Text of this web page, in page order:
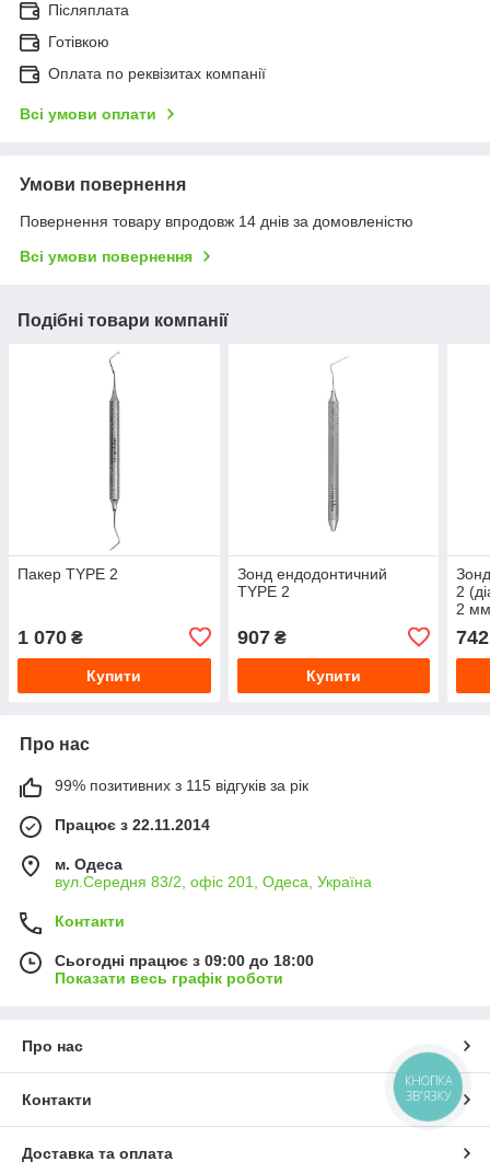
Післяплата
Готівкою
Оплата по реквізитах компанії
Всі умови оплати
Умови повернення
Повернення товару впродовж 14 днів за домовленістю
Всі умови повернення
Подібні товари компанії
Пакер TYPE 2
1 070 ₴
Купити
Зонд ендодонтичний
TYPE 2
907₴
Купити
2
2
742
Про нас
99% позитивних з 115 відгуків за рік
Працює з 22.11.2014
м. Одеса
вул.Середня 83/2, офіс 201, Одеса, Україна
Контакти
Сьогодні працює з 09:00 до 18:00
Показати весь графік роботи
Про нас
Контакти
Доставка та оплата
КНОПКА
ЗВ'ЯЗКУ